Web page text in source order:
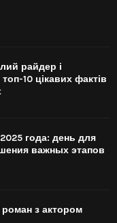
райдер і
10 цікавих фактів
года: день для
важных этапов
роман з актором